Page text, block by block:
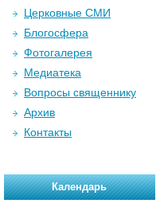
Церковные СМИ
Блогосфера
Фотогалерея
Медиатека
Вопросы священнику
Архив
Контакты
Календарь